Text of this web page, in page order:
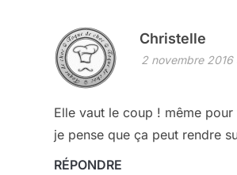
Christelle
2 novembre 2016
Elle vaut le coup ! même
je pense que ça peut rendre
RÉPONDRE